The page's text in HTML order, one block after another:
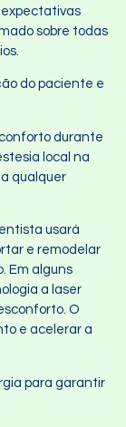
sobre todas
do paciente e
durante
local na
qualquer
usará
e remodelar
Em alguns
a laser
O
e acelerar a
para garantir